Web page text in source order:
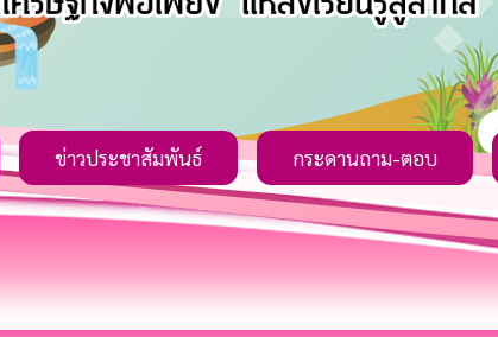
ข่าวประชาสัมพันธ์ กระดานถาม-ตอบ